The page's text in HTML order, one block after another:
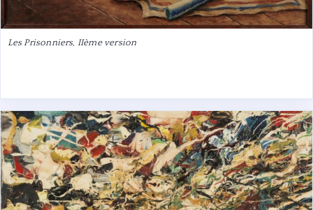
Les Prisonniers, IIème version